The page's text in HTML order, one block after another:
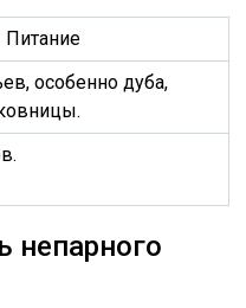
Питание
особенно дуба,
непарного